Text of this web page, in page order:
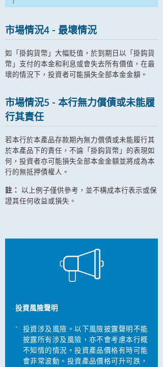
市場情況4 - 最壞情況
如「掛鈎貨幣」大幅貶值，於到期日以「掛鈎貨
幣」支付的本金和利息或會失去所有價值，在最
壞的情況下，投資者可能損失全部本金金額。
市場情況5 - 本行無力償債或未能履
行其責任
若本行於本產品存款期內無力償債或未能履行其
於本產品下的責任，不論「掛鈎貨幣」的表現如
何，投資者亦可能損失全部本金金額並將成為本
行的無抵押債權人。
註：
以上例子僅供參考，並不構成本行表示或保
證其任何收益或損失。
投資風險聲明
-
投資涉及風險。以下風險披露聲明不能
披露所有涉及風險，亦不會考慮本行概
不知情的情況。投資產品價格有時可能
會非常波動。投資產品價格可升可跌，